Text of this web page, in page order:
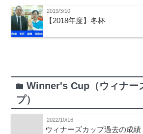
2019/3/10
【2018年度】冬杯
folder Winner's Cup（ウィナー
プ）
2022/10/16
ウィナーズカップ過去の成績